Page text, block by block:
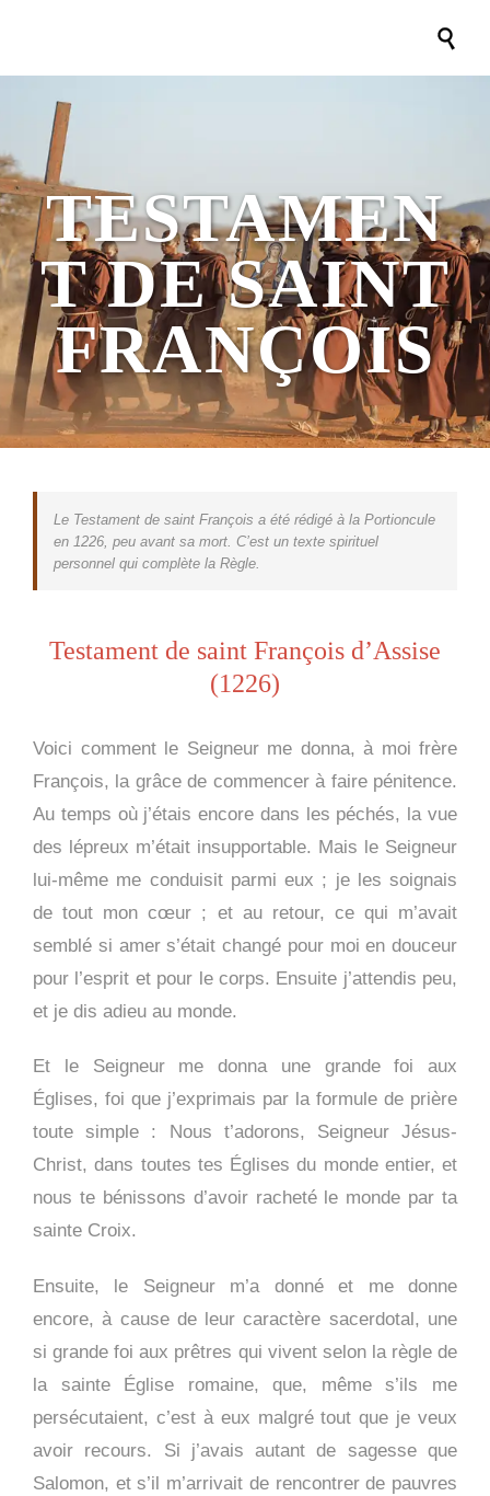

TESTAMEN
T DE SAINT
FRANÇOIS
Le Testament de saint François a été rédigé à la Portioncule
en 1226, peu avant sa mort. C’est un texte spirituel
personnel qui complète la Règle.
Testament de saint François d’Assise
(1226)
Voici comment le Seigneur me donna, à moi frère
François, la grâce de commencer à faire pénitence.
Au temps où j’étais encore dans les péchés, la vue
des lépreux m’était insupportable. Mais le Seigneur
lui-même me conduisit parmi eux ; je les soignais
de tout mon cœur ; et au retour, ce qui m’avait
semblé si amer s’était changé pour moi en douceur
pour l’esprit et pour le corps. Ensuite j’attendis peu,
et je dis adieu au monde.
Et le Seigneur me donna une grande foi aux
Églises, foi que j’exprimais par la formule de prière
toute simple : Nous t’adorons, Seigneur Jésus-
Christ, dans toutes tes Églises du monde entier, et
nous te bénissons d’avoir racheté le monde par ta
sainte Croix.
Ensuite, le Seigneur m’a donné et me donne
encore, à cause de leur caractère sacerdotal, une
si grande foi aux prêtres qui vivent selon la règle de
la sainte Église romaine, que, même s’ils me
persécutaient, c’est à eux malgré tout que je veux
avoir recours. Si j’avais autant de sagesse que
Salomon, et s’il m’arrivait de rencontrer de pauvres